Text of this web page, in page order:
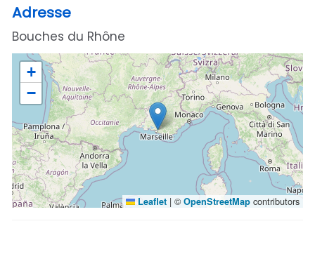
Adresse
Bouches du Rhône
+
−
Leaflet | © OpenStreetMap contributors